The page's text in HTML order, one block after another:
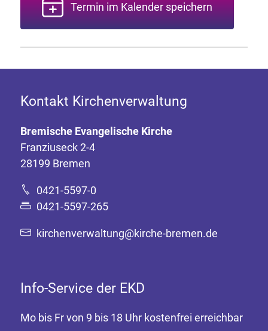
Termin im Kalender speichern
Kontakt Kirchenverwaltung
Bremische Evangelische Kirche
Franziuseck 2-4
28199 Bremen
0421-5597-0
0421-5597-265
kirchenverwaltung@kirche-bremen.de
Info-Service der EKD
Mo bis Fr von 9 bis 18 Uhr kostenfrei erreichbar